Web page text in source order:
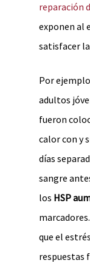
reparación
exponen al
satisfacer
Por
adultos
fueron
calor con y
días
sangre
los HSP
que el
respuestas